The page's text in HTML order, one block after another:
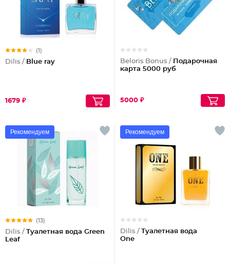
(1)
Dilis / Blue ray
1679 ₽
Beloris Bonus / Подарочная
карта 5000 руб
5000 ₽
Рекомендуем
(13)
Dilis / Туалетная вода Green
Leaf
Рекомендуем
Dilis / Туалетная вода
One